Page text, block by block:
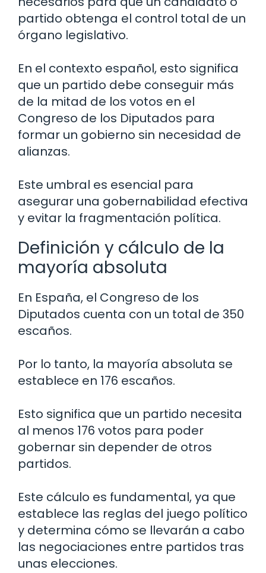
partido obtenga el control total de un
órgano legislativo.
En el contexto español, esto significa
que un partido debe conseguir más
de la mitad de los votos en el
Congreso de los Diputados para
formar un gobierno sin necesidad de
alianzas.
Este umbral es esencial para
asegurar una gobernabilidad efectiva
y evitar la fragmentación política.
Definición y cálculo de la
mayoría absoluta
En España, el Congreso de los
Diputados cuenta con un total de 350
escaños.
Por lo tanto, la mayoría absoluta se
establece en 176 escaños.
Esto significa que un partido necesita
al menos 176 votos para poder
gobernar sin depender de otros
partidos.
Este cálculo es fundamental, ya que
establece las reglas del juego político
y determina cómo se llevarán a cabo
las negociaciones entre partidos tras
unas elecciones.